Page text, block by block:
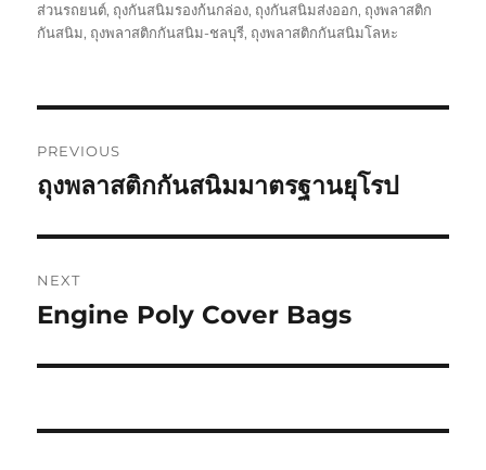
ส่วนรถยนต์, ถุงกันสนิมรองก้นกล่อง, ถุงกันสนิมส่งออก, ถุงพลาสติก
กันสนิม, ถุงพลาสติกกันสนิม-ชลบุรี, ถุงพลาสติกกันสนิมโลหะ
navigation
PREVIOUS
Previous
ถุงพลาสติกกันสนิมมาตรฐานยุโรป
NEXT
Next
Engine Poly Cover Bags